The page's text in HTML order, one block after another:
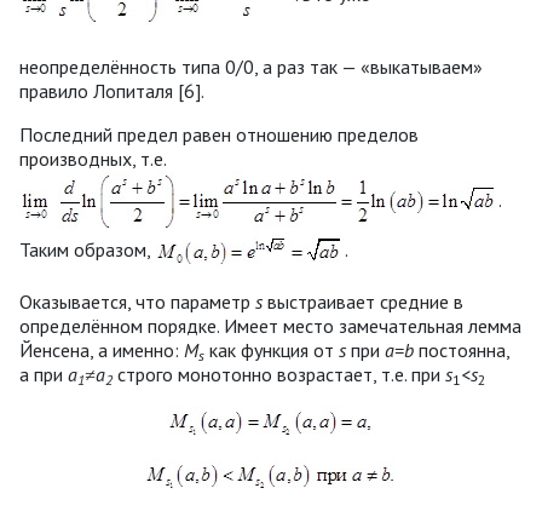
неопределённость типа 0/0, а раз так — «выкатываем»
правило Лопиталя [6].
Последний предел равен отношению пределов
производных, т.е.
.
Таким образом, .
Оказывается, что параметр s выстраивает средние в
определённом порядке. Имеет место замечательная лемма
Йенсена, а именно: Ms как функция от s при a=b постоянна,
а при a1≠a2строго монотонно возрастает, т.е. при s1<s2